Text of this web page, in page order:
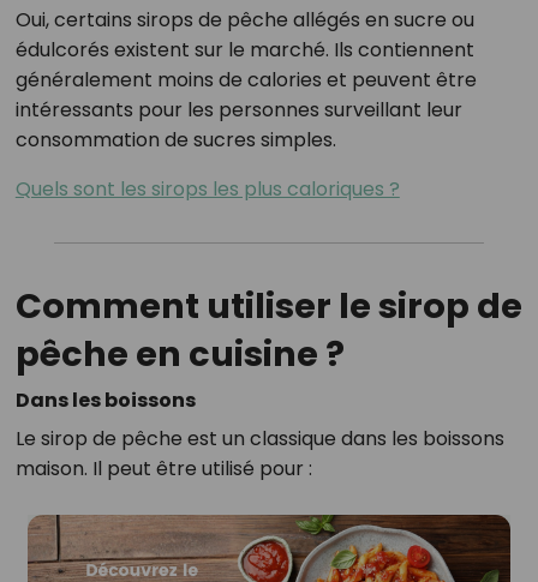
Oui, certains sirops de pêche allégés en sucre ou
édulcorés existent sur le marché. Ils contiennent
généralement moins de calories et peuvent être
intéressants pour les personnes surveillant leur
consommation de sucres simples.
Quels sont les sirops les plus caloriques ?
Comment utiliser le sirop de
pêche en cuisine ?
Dans les boissons
Le sirop de pêche est un classique dans les boissons
maison. Il peut être utilisé pour :